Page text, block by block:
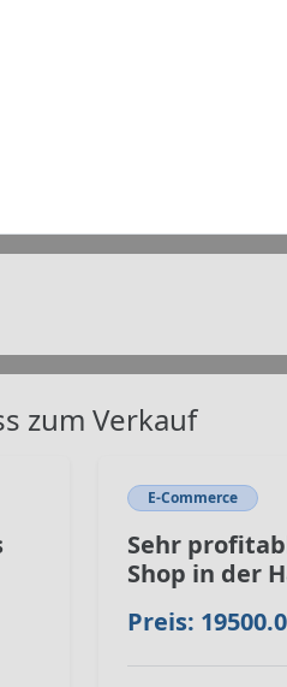
zum Verkauf
E-Commerce
Sehr
Shop in der
Preis: